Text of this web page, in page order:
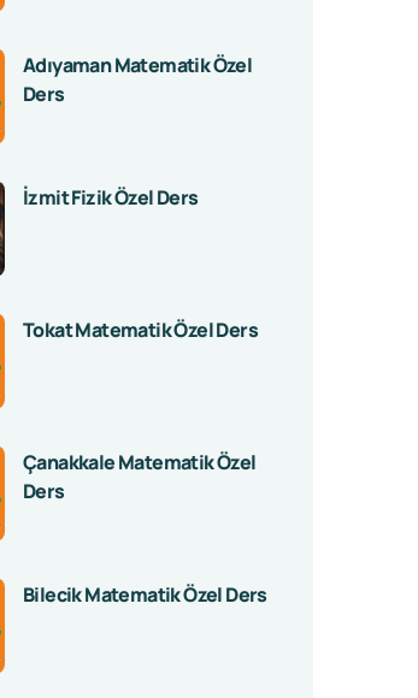
Adıyaman Matematik Özel
Ders
İzmit Fizik Özel Ders
Tokat Matematik Özel Ders
Çanakkale Matematik Özel
Ders
Bilecik Matematik Özel Ders